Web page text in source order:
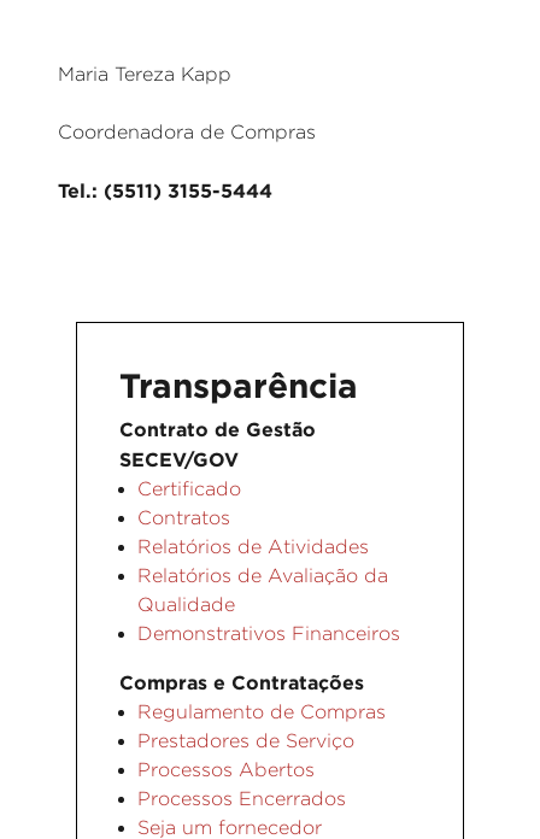
Maria Tereza Kapp
Coordenadora de Compras
Tel.: (5511) 3155-5444
Transparência
Contrato de Gestão
SECEV/GOV
Certificado
Contratos
Relatórios de Atividades
Relatórios de Avaliação da
Qualidade
Demonstrativos Financeiros
Compras e Contratações
Regulamento de Compras
Prestadores de Serviço
Processos Abertos
Processos Encerrados
Seja um fornecedor